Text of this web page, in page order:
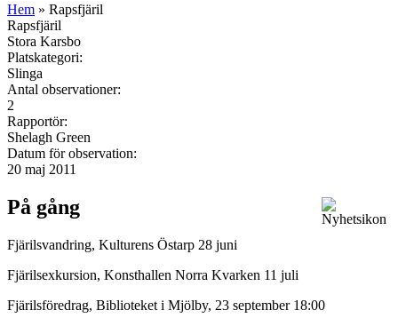
Hem » Rapsfjäril
Rapsfjäril
Stora Karsbo
Platskategori:
Slinga
Antal observationer:
2
Rapportör:
Shelagh Green
Datum för observation:
20 maj 2011
På gång
Fjärilsvandring, Kulturens Östarp 28 juni
Fjärilsexkursion, Konsthallen Norra Kvarken 11 juli
Fjärilsföredrag, Biblioteket i Mjölby, 23 september 18:00